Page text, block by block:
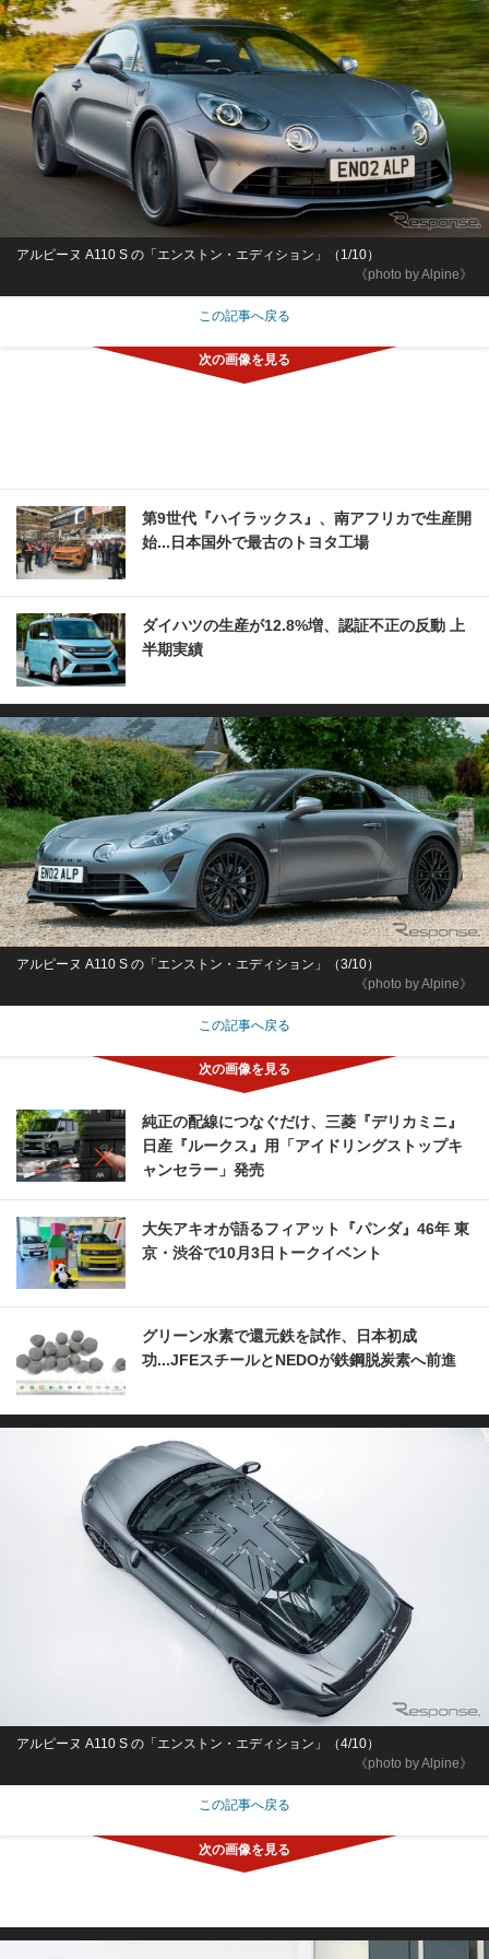
《photo by Alpine》
アルピーヌ A110 S の「エンストン・エディション」（1/10）
この記事へ戻る
第9世代『ハイラックス』、南アフリカで生産開
始...日本国外で最古のトヨタ工場
ダイハツの生産が12.8%増、認証不正の反動 上
半期実績
《photo by Alpine》
アルピーヌ A110 S の「エンストン・エディション」（3/10）
この記事へ戻る
純正の配線につなぐだけ、三菱『デリカミニ』
日産『ルークス』用「アイドリングストップキ
ャンセラー」発売
大矢アキオが語るフィアット『パンダ』46年 東
京・渋谷で10月3日トークイベント
グリーン水素で還元鉄を試作、日本初成
功...JFEスチールとNEDOが鉄鋼脱炭素へ前進
《photo by Alpine》
アルピーヌ A110 S の「エンストン・エディション」（4/10）
この記事へ戻る